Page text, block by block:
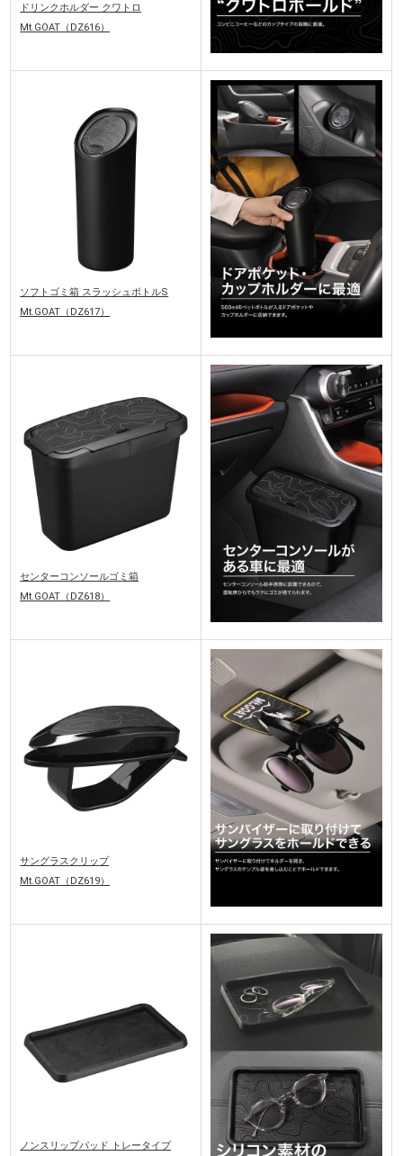
ドリンクホルダー クワトロ
Mt.GOAT（DZ616）
ソフトゴミ箱 スラッシュボトルS
Mt.GOAT（DZ617）
センターコンソールゴミ箱
Mt.GOAT（DZ618）
サングラスクリップ
Mt.GOAT（DZ619）
ノンスリップパッド トレータイプ